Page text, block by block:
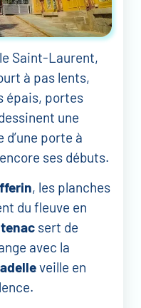
Saint-Laurent,
à pas lents,
épais, portes
une
porte à
ses débuts.
, les planches
du fleuve en
sert de
avec la
veille en